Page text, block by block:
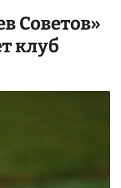
Советов»
клуб